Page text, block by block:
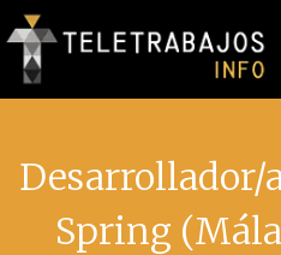
Desarrollador/
Spring